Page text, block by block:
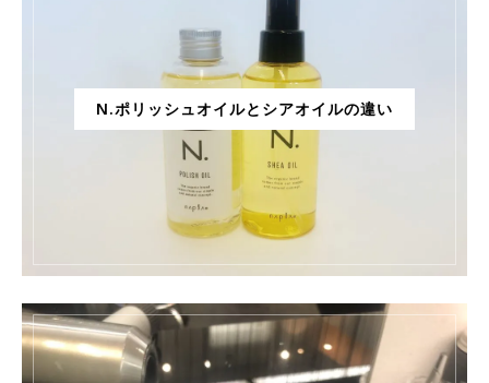
N.ポリッシュオイルとシアオイルの違い